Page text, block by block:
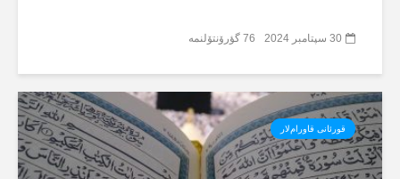
30 سپتامبر 2024 76 گؤرۆنتۆلنمە
قورئانی قاورام‌لار